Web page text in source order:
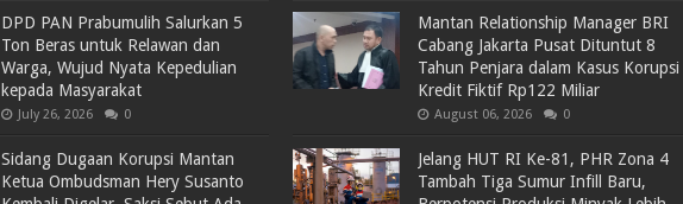
DPD PAN Prabumulih Salurkan 5
Ton Beras untuk Relawan dan
Warga, Wujud Nyata Kepedulian
kepada Masyarakat
July 26, 2026 0
Sidang Dugaan Korupsi Mantan
Ketua Ombudsman Hery Susanto
Mantan Relationship Manager BRI
Cabang Jakarta Pusat Dituntut 8
Tahun Penjara dalam Kasus Korupsi
Kredit Fiktif Rp122 Miliar
August 06, 2026 0
Jelang HUT RI Ke-81, PHR Zona 4
Tambah Tiga Sumur Infill Baru,